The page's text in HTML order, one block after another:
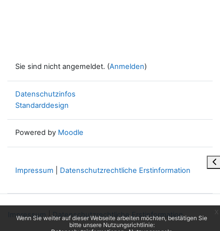
Wenn Sie weiter auf dieser Webseite arbeiten möchten, bestätigen Sie
bitte unsere Nutzungsrichtlinie:
Sie sind nicht angemeldet. (Anmelden)
Datenschutzinfos
Standarddesign
Powered by Moodle
Impressum Datenschutzrechtliche Erstinformation
Impressum|Datenschutzrechtliche Erstinformation